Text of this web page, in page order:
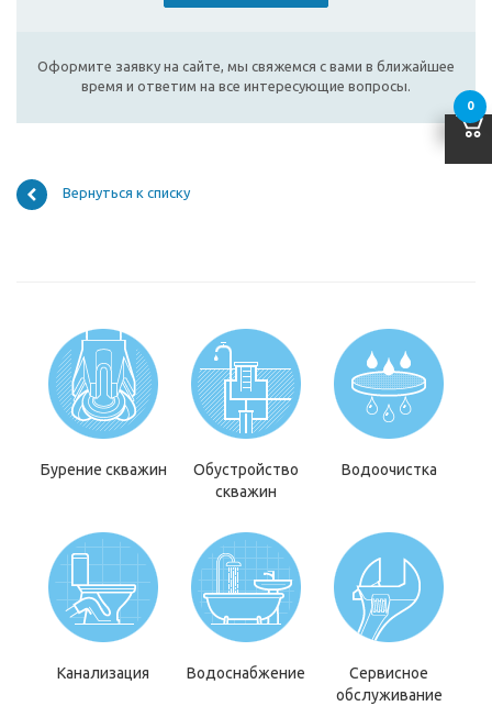
Оформите заявку на сайте, мы свяжемся с вами в ближайшее
время и ответим на все интересующие вопросы.
Вернуться к списку
Бурение скважин
Обустройство
скважин
Водоочистка
Канализация Водоснабжение
Сервисное
обслуживание
0